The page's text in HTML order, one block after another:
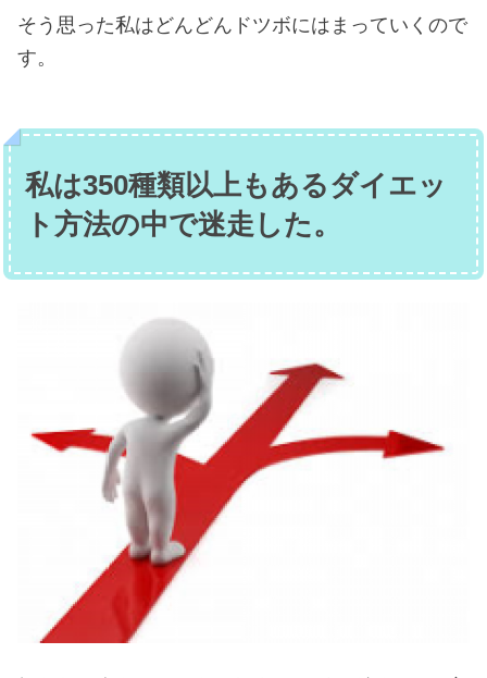
そう思った私はどんどんドツボにはまっていくので
す。
私は350種類以上もあるダイエッ
ト方法の中で迷走した。